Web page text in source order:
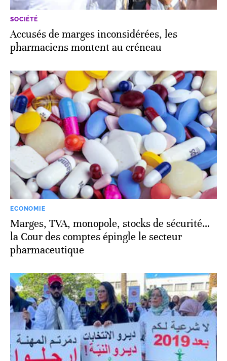
SOCIÉTÉ
Accusés de marges inconsidérées, les
pharmaciens montent au créneau
ECONOMIE
Marges, TVA, monopole, stocks de sécurité…
la Cour des comptes épingle le secteur
pharmaceutique